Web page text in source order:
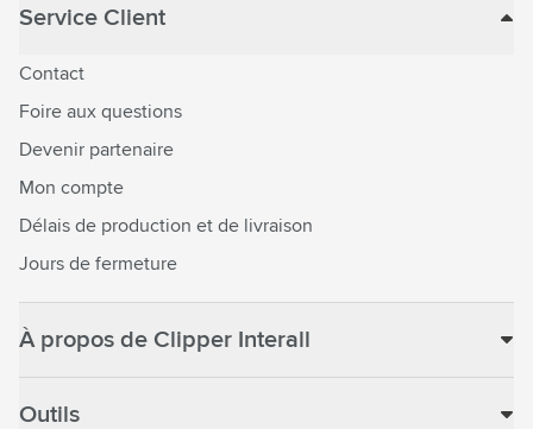
Service Client
Contact
Foire aux questions
Devenir partenaire
Mon compte
Délais de production et de livraison
Jours de fermeture
À propos de Clipper Interall
Outils